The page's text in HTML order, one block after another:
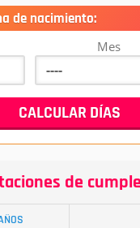
de nacimiento:
Mes
de